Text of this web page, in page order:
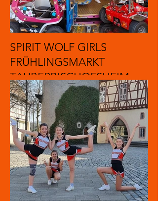
SPIRIT WOLF GIRLS
FRÜHLINGSMARKT
TAUBERBISCHOFSHEIM
2022